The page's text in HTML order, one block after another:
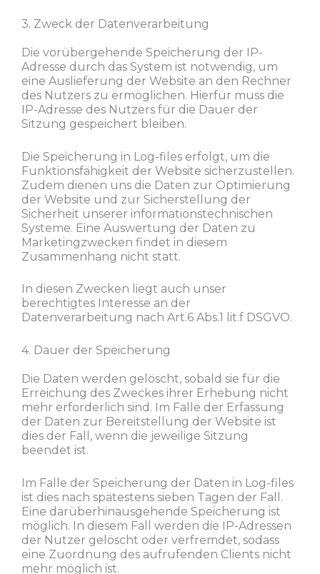
3. Zweck der Datenverarbeitung
Die vorübergehende Speicherung der IP-
Adresse durch das System ist notwendig, um
eine Auslieferung der Website an den Rechner
des Nutzers zu ermöglichen. Hierfür muss die
IP-Adresse des Nutzers für die Dauer der
Sitzung gespeichert bleiben.
Die Speicherung in Log-files erfolgt, um die
Funktionsfähigkeit der Website sicherzustellen.
Zudem dienen uns die Daten zur Optimierung
der Website und zur Sicherstellung der
Sicherheit unserer informationstechnischen
Systeme. Eine Auswertung der Daten zu
Marketingzwecken findet in diesem
Zusammenhang nicht statt.
In diesen Zwecken liegt auch unser
berechtigtes Interesse an der
Datenverarbeitung nach Art.6 Abs.1 lit.f DSGVO.
4. Dauer der Speicherung
Die Daten werden gelöscht, sobald sie für die
Erreichung des Zweckes ihrer Erhebung nicht
mehr erforderlich sind. Im Falle der Erfassung
der Daten zur Bereitstellung der Website ist
dies der Fall, wenn die jeweilige Sitzung
beendet ist.
Im Falle der Speicherung der Daten in Log-files
ist dies nach spätestens sieben Tagen der Fall.
Eine darüberhinausgehende Speicherung ist
möglich. In diesem Fall werden die IP-Adressen
der Nutzer gelöscht oder verfremdet, sodass
eine Zuordnung des aufrufenden Clients nicht
mehr möglich ist.